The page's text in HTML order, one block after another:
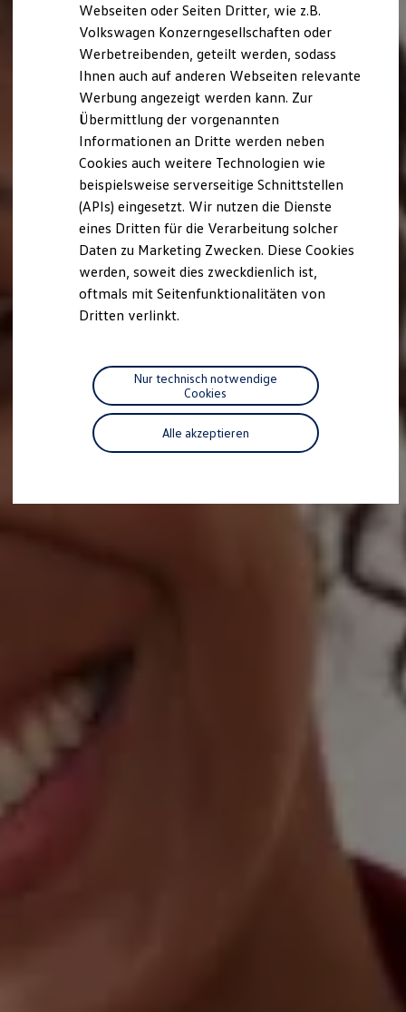
Volkswagen Kollektion
R-Kollektion
GTI Kollektion
Fußball Drop
we drive football
#wedriveproud
Besitzer und Service
myVolkswagen
Software Updates
Service und Ersatzteile
Inspektion und HU/AU
Reparaturen und Checks
Motorenöl und Flüssigkeiten
Räder und Reifen
Pannen- und Unfallhilfe
Economy Service
Volkswagen Teile
Zubehör
Modellspezifisches Zubehör
Individualisieren
Wallbox und Ladekabel
Digitale Extras
Dienste für Ihr Modell finden
Volkswagen Apps, Login und Shop
Handy und Fahrzeug verbinden
Vorgängermodelle
Webseiten oder Seiten Dritter, wie z.B.
Volkswagen Konzerngesellschaften oder
Werbetreibenden, geteilt werden, sodass
Ihnen auch auf anderen Webseiten relevante
Werbung angezeigt werden kann. Zur
Übermittlung der vorgenannten
Informationen an Dritte werden neben
Cookies auch weitere Technologien wie
beispielsweise serverseitige Schnittstellen
(APIs) eingesetzt. Wir nutzen die Dienste
eines Dritten für die Verarbeitung solcher
Daten zu Marketing Zwecken. Diese Cookies
werden, soweit dies zweckdienlich ist,
oftmals mit Seitenfunktionalitäten von
Dritten verlinkt.
Alle akzeptieren
Nur technisch notwendige
Cookies